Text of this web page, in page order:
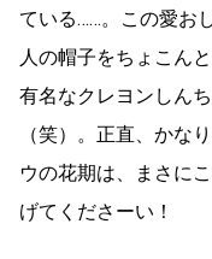
ている……。この愛お
人の帽子をちょこん
有名なクレヨンしん
（笑）。正直、かな
ウの花期は、まさに
げてくださーい！